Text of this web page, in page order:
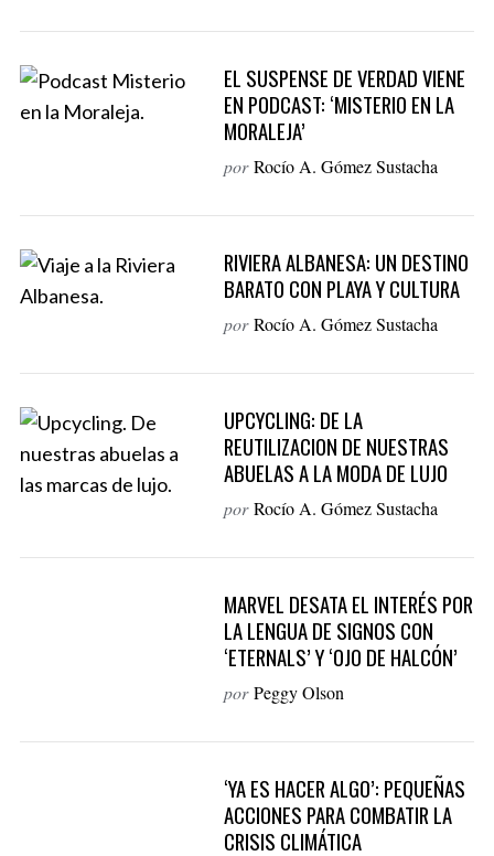
EL SUSPENSE DE VERDAD VIENE
EN PODCAST: ‘MISTERIO EN LA
MORALEJA’
por Rocío A. Gómez Sustacha
RIVIERA ALBANESA: UN DESTINO
BARATO CON PLAYA Y CULTURA
por Rocío A. Gómez Sustacha
UPCYCLING: DE LA
REUTILIZACION DE NUESTRAS
ABUELAS A LA MODA DE LUJO
por Rocío A. Gómez Sustacha
MARVEL DESATA EL INTERÉS POR
LA LENGUA DE SIGNOS CON
‘ETERNALS’ Y ‘OJO DE HALCÓN’
por Peggy Olson
‘YA ES HACER ALGO’: PEQUEÑAS
ACCIONES PARA COMBATIR LA
CRISIS CLIMÁTICA
c
f
o